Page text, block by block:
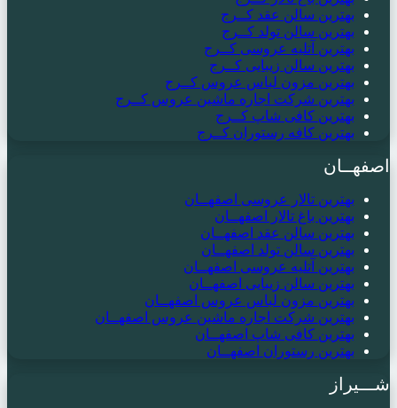
بهترین سالن عقد کــرج
بهترین سالن تولد کــرج
بهترین آتلیه عروسی کــرج
بهترین سالن زیبایی کــرج
بهترین مزون لباس عروس کــرج
بهترین شرکت اجاره ماشین عروس کــرج
بهترین کافی شاپ کــرج
بهترین کافه رستوران کــرج
اصفهــان
بهترین تالار عروسی اصفهــان
بهترین باغ تالار اصفهــان
بهترین سالن عقد اصفهــان
بهترین سالن تولد اصفهــان
بهترین آتلیه عروسی اصفهــان
بهترین سالن زیبایی اصفهــان
بهترین مزون لباس عروس اصفهــان
بهترین شرکت اجاره ماشین عروس اصفهــان
بهترین کافی شاپ اصفهــان
بهترین رستوران اصفهــان
شـــیراز